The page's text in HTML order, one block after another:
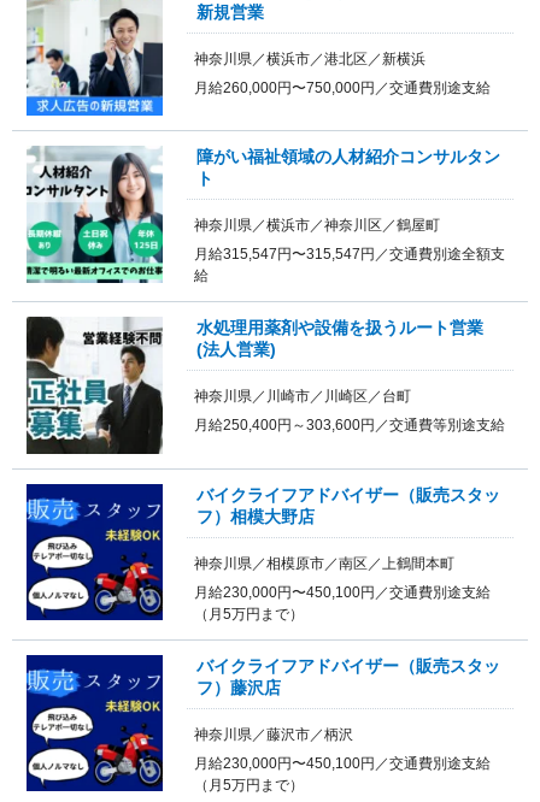
新規営業
神奈川県／横浜市／港北区／新横浜
月給260,000円〜750,000円／交通費別途支給
障がい福祉領域の人材紹介コンサルタン
ト
神奈川県／横浜市／神奈川区／鶴屋町
月給315,547円〜315,547円／交通費別途全額支
給
水処理用薬剤や設備を扱うルート営業
(法人営業)
神奈川県／川崎市／川崎区／台町
月給250,400円～303,600円／交通費等別途支給
バイクライフアドバイザー（販売スタッ
フ）相模大野店
神奈川県／相模原市／南区／上鶴間本町
月給230,000円〜450,100円／交通費別途支給
（月5万円まで）
バイクライフアドバイザー（販売スタッ
フ）藤沢店
神奈川県／藤沢市／柄沢
月給230,000円〜450,100円／交通費別途支給
（月5万円まで）